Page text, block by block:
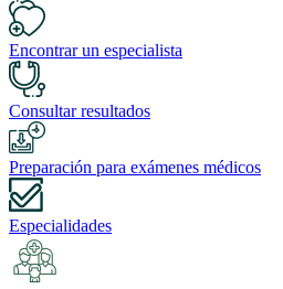
Encontrar un especialista
Consultar resultados
Preparación para exámenes médicos
Especialidades